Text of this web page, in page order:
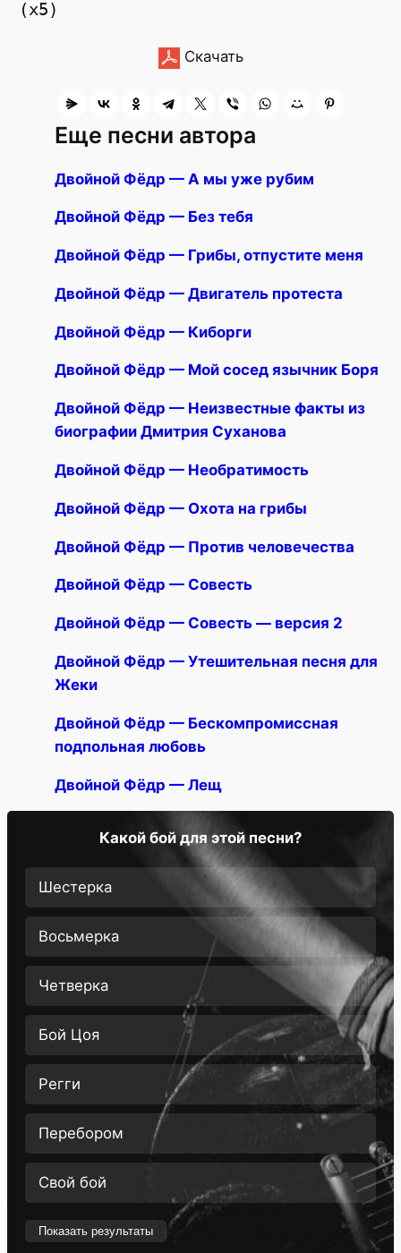
Скачать
Еще песни автора
Двойной Фёдр — А мы уже рубим
Двойной Фёдр — Без тебя
Двойной Фёдр — Грибы, отпустите меня
Двойной Фёдр — Двигатель протеста
Двойной Фёдр — Киборги
Двойной Фёдр — Мой сосед язычник Боря
Двойной Фёдр — Неизвестные факты из
биографии Дмитрия Суханова
Двойной Фёдр — Необратимость
Двойной Фёдр — Охота на грибы
Двойной Фёдр — Против человечества
Двойной Фёдр — Совесть
Двойной Фёдр — Совесть — версия 2
Двойной Фёдр — Утешительная песня для
Жеки
Двойной Фёдр — Бескомпромиссная
подпольная любовь
Двойной Фёдр — Лещ
Какой бой для этой песни?
Шестерка
Восьмерка
Четверка
Бой Цоя
Регги
Перебором
Свой бой
Показать результаты